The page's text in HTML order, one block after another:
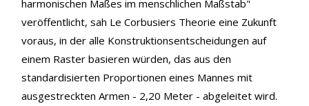
harmonischen Maßes im menschlichen Maßstab"
veröffentlicht, sah Le Corbusiers Theorie eine Zukunft
voraus, in der alle Konstruktionsentscheidungen auf
einem Raster basieren würden, das aus den
standardisierten Proportionen eines Mannes mit
ausgestreckten Armen - 2,20 Meter - abgeleitet wird.